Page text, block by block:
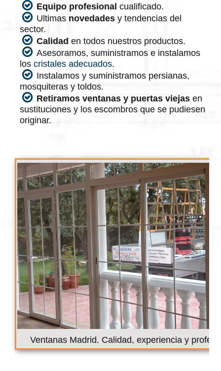
Equipo profesional cualificado.
Ultimas novedadesy tendencias del
sector.
Calidad en todos nuestros productos.
Asesoramos, suministramos e instalamos
los cristales adecuados.
Instalamos y suministramos persianas,
mosquiteras y toldos.
Retiramos ventanas y puertas viejasen
sustituciones y los escombros que se pudiesen
originar.
Ventanas Madrid. Calidad, experiencia y